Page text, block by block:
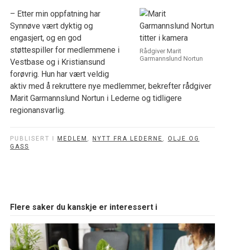
Rådgiver Marit
Garmannslund Nortun
– Etter min oppfatning har
Synnøve vært dyktig og
engasjert, og en god
støttespiller for medlemmene i
Vestbase og i Kristiansund
forøvrig. Hun har vært veldig
aktiv med å rekruttere nye medlemmer, bekrefter rådgiver
Marit Garmannslund Nortun i Lederne og tidligere
regionansvarlig.
PUBLISERT I MEDLEM , NYTT FRA LEDERNE , OLJE OG
GASS
Flere saker du kanskje er interessert i